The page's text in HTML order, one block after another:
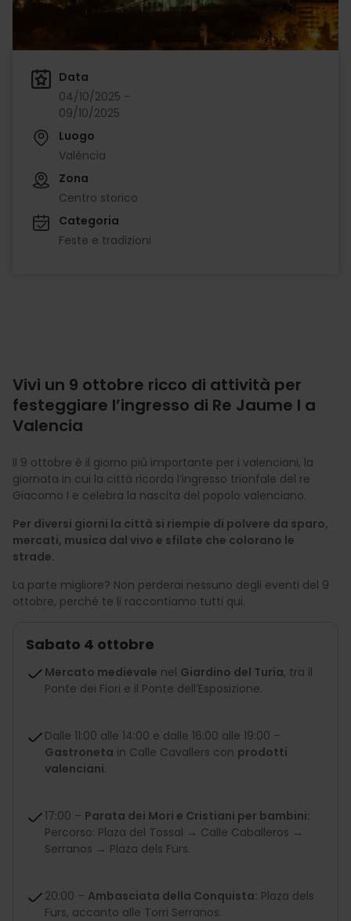
Data
04/10/2025 -
09/10/2025
Luogo
València
Zona
Centro storico
Categoria
Feste e tradizioni
Vivi un 9 ottobre ricco di attività per
festeggiare l’ingresso di Re Jaume I a
Valencia
Il 9 ottobre è il giorno più importante per i valenciani, la
giornata in cui la città ricorda l’ingresso trionfale del re
Giacomo I e celebra la nascita del popolo valenciano.
Per diversi giorni la città si riempie di polvere da sparo,
mercati, musica dal vivo e sfilate che colorano le
strade.
La parte migliore? Non perderai nessuno degli eventi del 9
ottobre, perché te li raccontiamo tutti qui.
Sabato 4 ottobre
Mercato medievale nel Giardino del Turia, tra il
Ponte dei Fiori e il Ponte dell’Esposizione.
Dalle 11:00 alle 14:00 e dalle 16:00 alle 19:00 –
Gastroneta in Calle Cavallers con prodotti
valenciani.
17:00 – Parata dei Mori e Cristiani per bambini:
Percorso: Plaza del Tossal → Calle Caballeros →
Serranos → Plaza dels Furs.
20:00 – Ambasciata della Conquista: Plaza dels
Furs, accanto alle Torri Serranos.